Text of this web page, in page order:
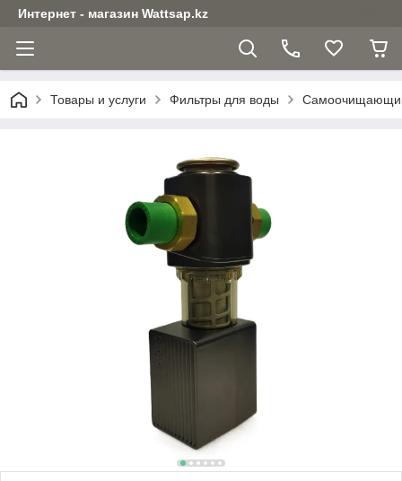
Интернет - магазин Wattsap.kz
Товары и услуги Фильтры для воды